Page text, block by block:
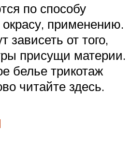
по способу
окрасу, применению.
зависеть от того,
присущи материи.
белье трикотаж
читайте здесь.